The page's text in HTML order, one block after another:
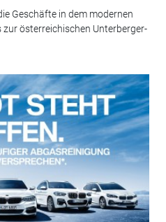
Geschäfte in dem modernen
österreichischen Unterberger-